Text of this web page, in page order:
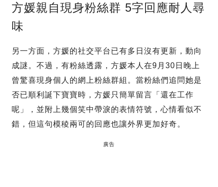
方媛親自現身粉絲群 5字回應耐人尋
味
另一方面，方媛的社交平台已有多日沒有更新，動向
成謎。不過，有粉絲透露，方媛本人在9月30日晚上
曾驚喜現身個人的網上粉絲群組。當粉絲們追問她是
否已順利誕下寶寶時，方媛只簡單留言「還在工作
呢」，並附上幾個笑中帶淚的表情符號，心情看似不
錯，但這句模稜兩可的回應也讓外界更加好奇。
廣告